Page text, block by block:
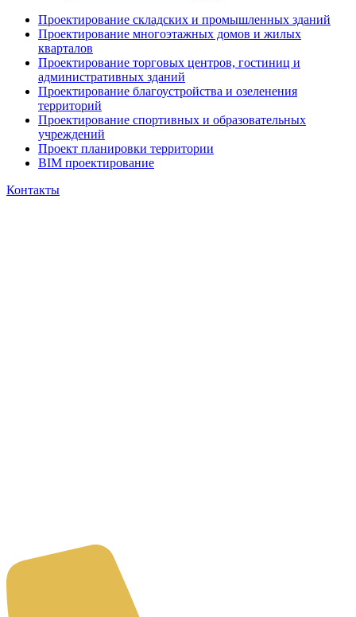
Проектирование складских и промышленных зданий
Проектирование многоэтажных домов и жилых
кварталов
Проектирование торговых центров, гостиниц и
административных зданий
Проектирование благоустройства и озеленения
территорий
Проектирование спортивных и образовательных
учреждений
Проект планировки территории
BIM проектирование
Контакты